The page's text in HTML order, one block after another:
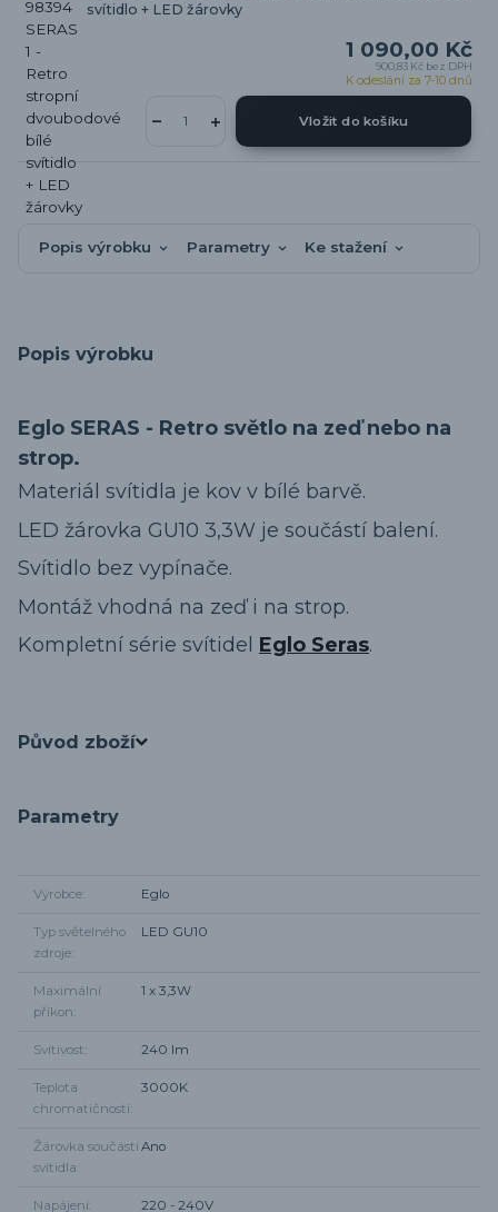
svítidlo + LED žárovky
1 090,00 Kč
900,83 Kč bez DPH
K odeslání za 7-10 dnů
Vložit do košíku
Popis výrobku Parametry Ke stažení
Popis výrobku
Eglo SERAS - Retro světlo na zeď nebo na
strop.
Materiál svítidla je kov v bílé barvě.
LED žárovka GU10 3,3W je součástí balení.
Svítidlo bez vypínače.
Montáž vhodná na zeď i na strop.
Kompletní série svítidel Eglo Seras.
Původ zboží
Parametry
Výrobce Eglo
Typ světelného
zdroje
LED GU10
Maximální
příkon
1 x 3,3W
Svítivost 240 lm
Teplota
chromatičnosti
3000K
Žárovka součástí
svítidla
Ano
Napájení 220 - 240V